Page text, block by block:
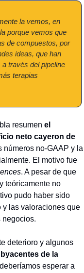
la vemos, en
porque vemos que
de compuestos, por
ideas, que han
través del pipeline
terapias
resumen el
neto cayeron de
números no-GAAP y la
El motivo fue
. A pesar de que
teóricamente no
pudo haber sido
las valoraciones que
negocios.
deterioro y algunos
de la
esperar a